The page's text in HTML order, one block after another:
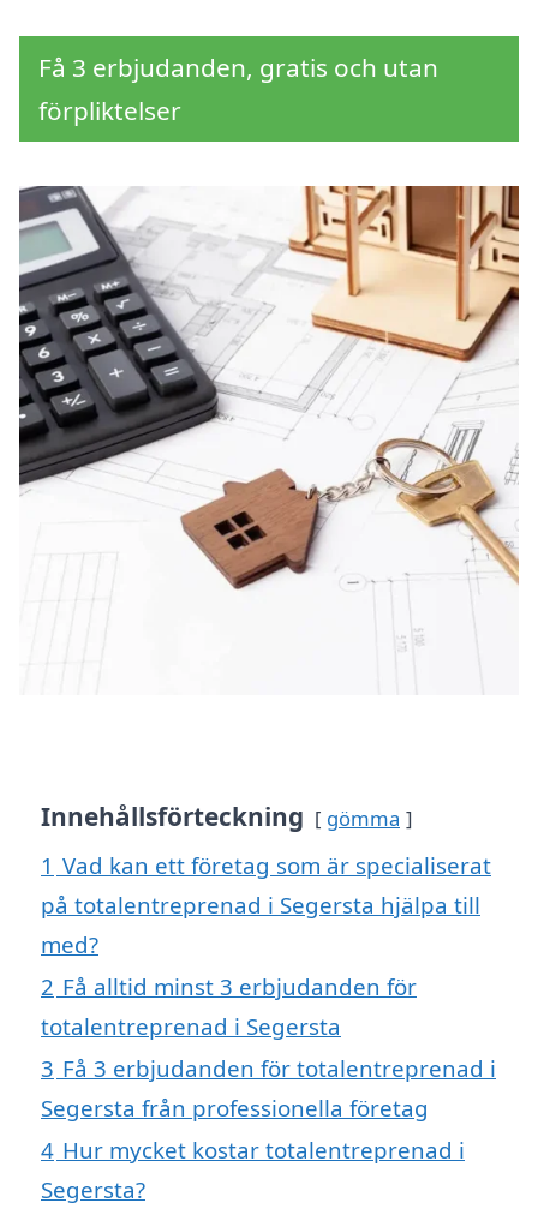
Få 3 erbjudanden, gratis och utan
förpliktelser
Innehållsförteckning gömma
1 Vad kan ett företag som är specialiserat
på totalentreprenad i Segersta hjälpa till
med?
2 Få alltid minst 3 erbjudanden för
totalentreprenad i Segersta
3 Få 3 erbjudanden för totalentreprenad i
Segersta från professionella företag
4 Hur mycket kostar totalentreprenad i
Segersta?